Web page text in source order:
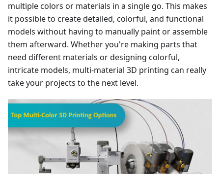
multiple colors or materials in a single go. This makes
it possible to create detailed, colorful, and functional
models without having to manually paint or assemble
them afterward. Whether you're making parts that
need different materials or designing colorful,
intricate models, multi-material 3D printing can really
take your projects to the next level.